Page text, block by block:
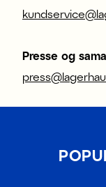
Presse og